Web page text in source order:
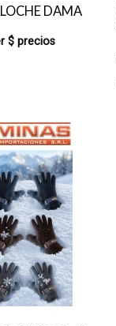
DAMA
$ precios